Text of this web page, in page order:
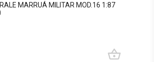
MARRUÁ MILITAR MOD.16 1:87